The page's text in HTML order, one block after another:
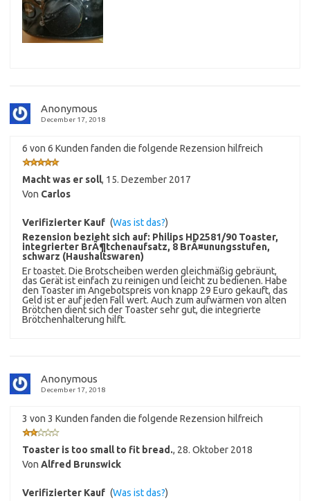
Anonymous
December 17, 2018
6 von 6 Kunden fanden die folgende Rezension hilfreich
Macht was er soll, 15. Dezember 2017
Von Carlos
Verifizierter Kauf (Was ist das?)
Rezension bezieht sich auf: Philips HD2581/90 Toaster,
integrierter BrÃ¶tchenaufsatz, 8 BrÃ¤unungsstufen,
schwarz (Haushaltswaren)
Er toastet. Die Brotscheiben werden gleichmäßig gebräunt,
das Gerät ist einfach zu reinigen und leicht zu bedienen. Habe
den Toaster im Angebotspreis von knapp 29 Euro gekauft, das
Geld ist er auf jeden Fall wert. Auch zum aufwärmen von alten
Brötchen dient sich der Toaster sehr gut, die integrierte
Brötchenhalterung hilft.
Anonymous
December 17, 2018
3 von 3 Kunden fanden die folgende Rezension hilfreich
Toaster is too small to fit bread., 28. Oktober 2018
Von Alfred Brunswick
Verifizierter Kauf (Was ist das?)